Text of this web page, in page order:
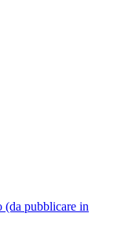
(da pubblicare in